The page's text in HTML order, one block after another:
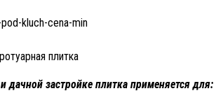
плитка
дачной застройке плитка применяется для: